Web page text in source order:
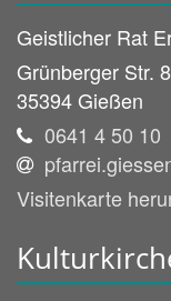
Geistlicher Rat
Grünberger Str.
35394Gießen
0641 4 50 10
Visitenkarte